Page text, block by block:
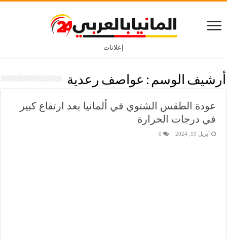
إعلانات
أرشيف الوسم : عواصف رعدية
عودة الطقس الشتوي في ألمانيا بعد ارتفاع كبير
في درجات الحرارة
أبريل 19, 2024 0